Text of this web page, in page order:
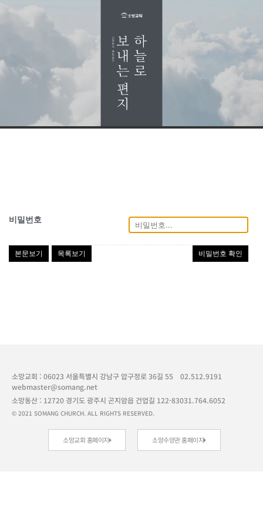
비밀번호
본문보기 목록보기 비밀번호 확인
소망교회 : 06023 서울특별시 강남구 압구정로 36길 55 02.512.9191
webmaster@somang.net
소망동산 : 12720 경기도 광주시 곤지암읍 건업길 122-83031.764.6052
© 2021 SOMANG CHURCH. ALL RIGHTS RESERVED.
소망교회 홈페이지 소망수양관 홈페이지